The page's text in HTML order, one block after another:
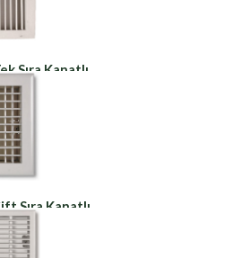
Sıra Kanatlı
Menfez
Sıra Kanatlı
Menfez